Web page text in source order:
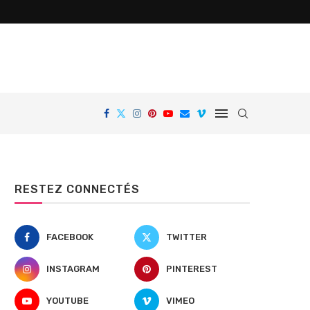
RESTEZ CONNECTÉS
FACEBOOK TWITTER
INSTAGRAM PINTEREST
YOUTUBE VIMEO